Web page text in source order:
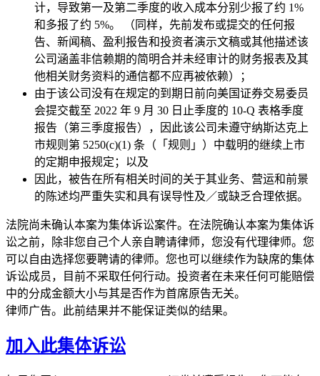
计，导致第一及第二季度的收入成本分别少报了约 1%
和多报了约 5%。 （同样，先前发布或提交的任何报
告、新闻稿、盈利报告和投资者演示文稿或其他描述该
公司涵盖非信赖期的简明合并未经审计的财务报表及其
他相关财务资料的通信都不应再被依赖）；
由于该公司没有在规定的到期日前向美国证券交易委员
会提交截至 2022 年 9 月 30 日止季度的 10-Q 表格季度
报告（第三季度报告），因此该公司未遵守纳斯达克上
市规则第 5250(c)(1) 条（「规则」）中载明的继续上市
的定期申报规定；以及
因此，被告在所有相关时间的关于其业务、营运和前景
的陈述均严重失实和具有误导性及／或缺乏合理依据。
法院尚未确认本案为集体诉讼案件。在法院确认本案为集体诉
讼之前，除非您自己个人亲自聘请律师，您没有代理律师。您
可以自由选择您要聘请的律师。您也可以继续作为缺席的集体
诉讼成员，目前不采取任何行动。投资者在未来任何可能赔偿
中的分成金额大小与其是否作为首席原告无关。
律师广告。此前结果并不能保证类似的结果。
加入此集体诉讼